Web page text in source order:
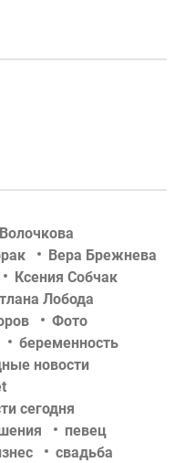
Вера Брежнева
Ксения Собчак
Лобода
Фото
беременность
новости
сегодня
певец
свадьба